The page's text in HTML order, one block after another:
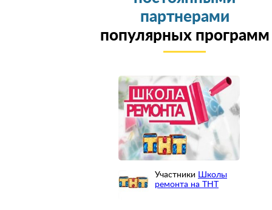
партнерами
популярных программ
Участники Школы
ремонта на ТНТ